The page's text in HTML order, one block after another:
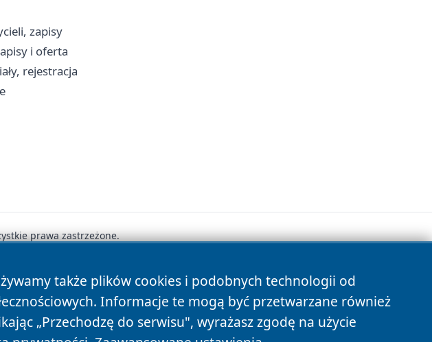
zapisy
i oferta
rejestracja
także plików cookies i podobnych technologii od
Informacje te mogą być przetwarzane również
„Przechodzę do serwisu", wyrażasz zgodę na użycie
prawa zastrzeżone.
Polityka Cookies